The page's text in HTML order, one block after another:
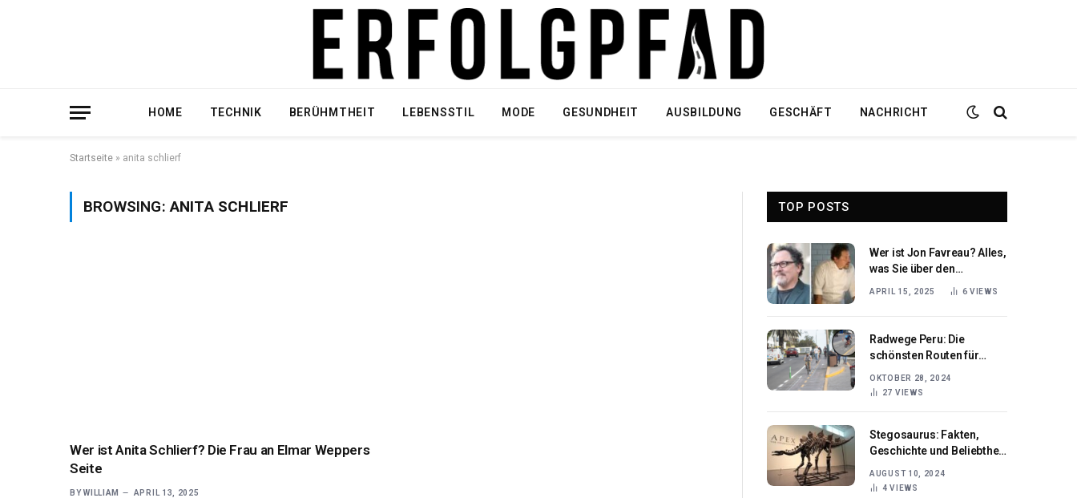
HOME TECHNIK BERÜHMTHEIT LEBENSSTIL MODE GESUNDHEIT AUSBILDUNG GESCHÄFT NACHRICHT
Startseite » anita schlierf
BROWSING:ANITA SCHLIERF
Wer ist Anita Schlierf? Die Frau an Elmar Weppers
Seite
BY WILLIAM APRIL 13, 2025
TOP POSTS
Wer ist Jon Favreau? Alles,
was Sie über den
Schauspieler und
APRIL 15, 2025 6 VIEWS
Radwege Peru: Die
schönsten Routen für
Naturfreunde
OKTOBER 28, 2024
27 VIEWS
Stegosaurus: Fakten,
Geschichte und Beliebtheit
AUGUST 10, 2024
4VIEWS